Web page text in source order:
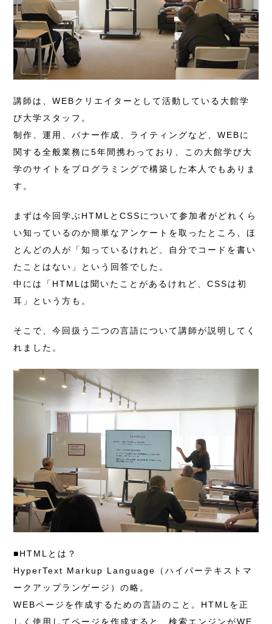
講師は、WEBクリエイターとして活動している大館学
び大学スタッフ。
制作、運用、バナー作成、ライティングなど、WEBに
関する全般業務に5年間携わっており、この大館学び大
学のサイトをプログラミングで構築した本人でもありま
す。
まずは今回学ぶHTMLとCSSについて参加者がどれくら
い知っているのか簡単なアンケートを取ったところ、ほ
とんどの人が「知っているけれど、自分でコードを書い
たことはない」という回答でした。
中には「HTMLは聞いたことがあるけれど、CSSは初
耳」という方も。
そこで、今回扱う二つの言語について講師が説明してく
れました。
■HTMLとは？
HyperText Markup Language（ハイパーテキストマ
ークアップランゲージ）の略。
WEBページを作成するための言語のこと。HTMLを正
しく使用してページを作成すると、検索エンジンがWE